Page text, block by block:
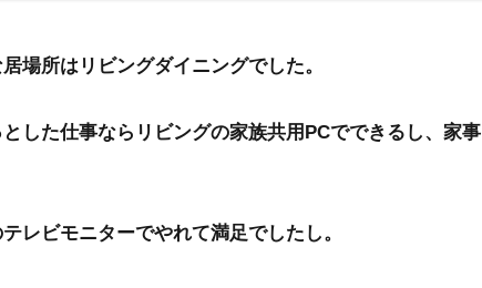
場所はリビングダイニングでした。
した仕事ならリビングの家族共用PCでできるし、家
レビモニターでやれて満足でしたし。